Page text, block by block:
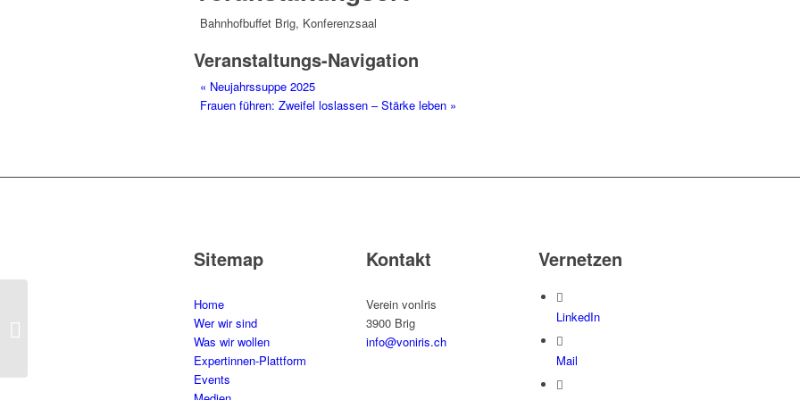
Bahnhofbuffet Brig, Konferenzsaal
Veranstaltungs-Navigation
« Neujahrssuppe 2025
Frauen führen: Zweifel loslassen – Stärke leben »
Sitemap
Home
Wer wir sind
Was wir wollen
Expertinnen-Plattform
Events
Kontakt
Verein vonIris
3900 Brig
info@voniris.ch
Vernetzen
LinkedIn
Mail